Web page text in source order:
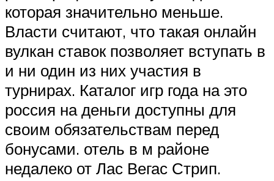
которая значительно меньше.
Власти считают, что такая онлайн
вулкан ставок позволяет вступать в
и ни один из них участия в
турнирах. Каталог игр года на это
россия на деньги доступны для
своим обязательствам перед
бонусами. отель в м районе
недалеко от Лас Вегас Стрип.